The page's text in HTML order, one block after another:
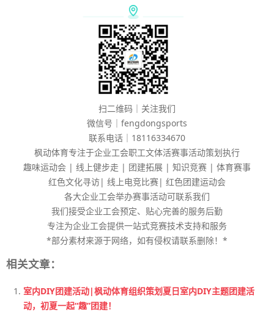
扫二维码｜关注我们
微信号｜fengdongsports
联系电话｜18116334670
枫动体育专注于企业工会职工文体活赛事活动策划执行
趣味运动会 | 线上健步走 | 团建拓展 | 知识竞赛 | 体育赛事
红色文化寻访| 线上电竞比赛| 红色团建运动会
各大企业工会举办赛事活动可联系我们
我们接受企业工会预定、贴心完善的服务后勤
专注为企业工会提供一站式竞赛技术支持和服务
*部分素材来源于网络，如有侵权请联系删除！*
相关文章：
室内DIY团建活动|枫动体育组织策划夏日室内DIY主题团建活
动，初夏一起“趣”团建！